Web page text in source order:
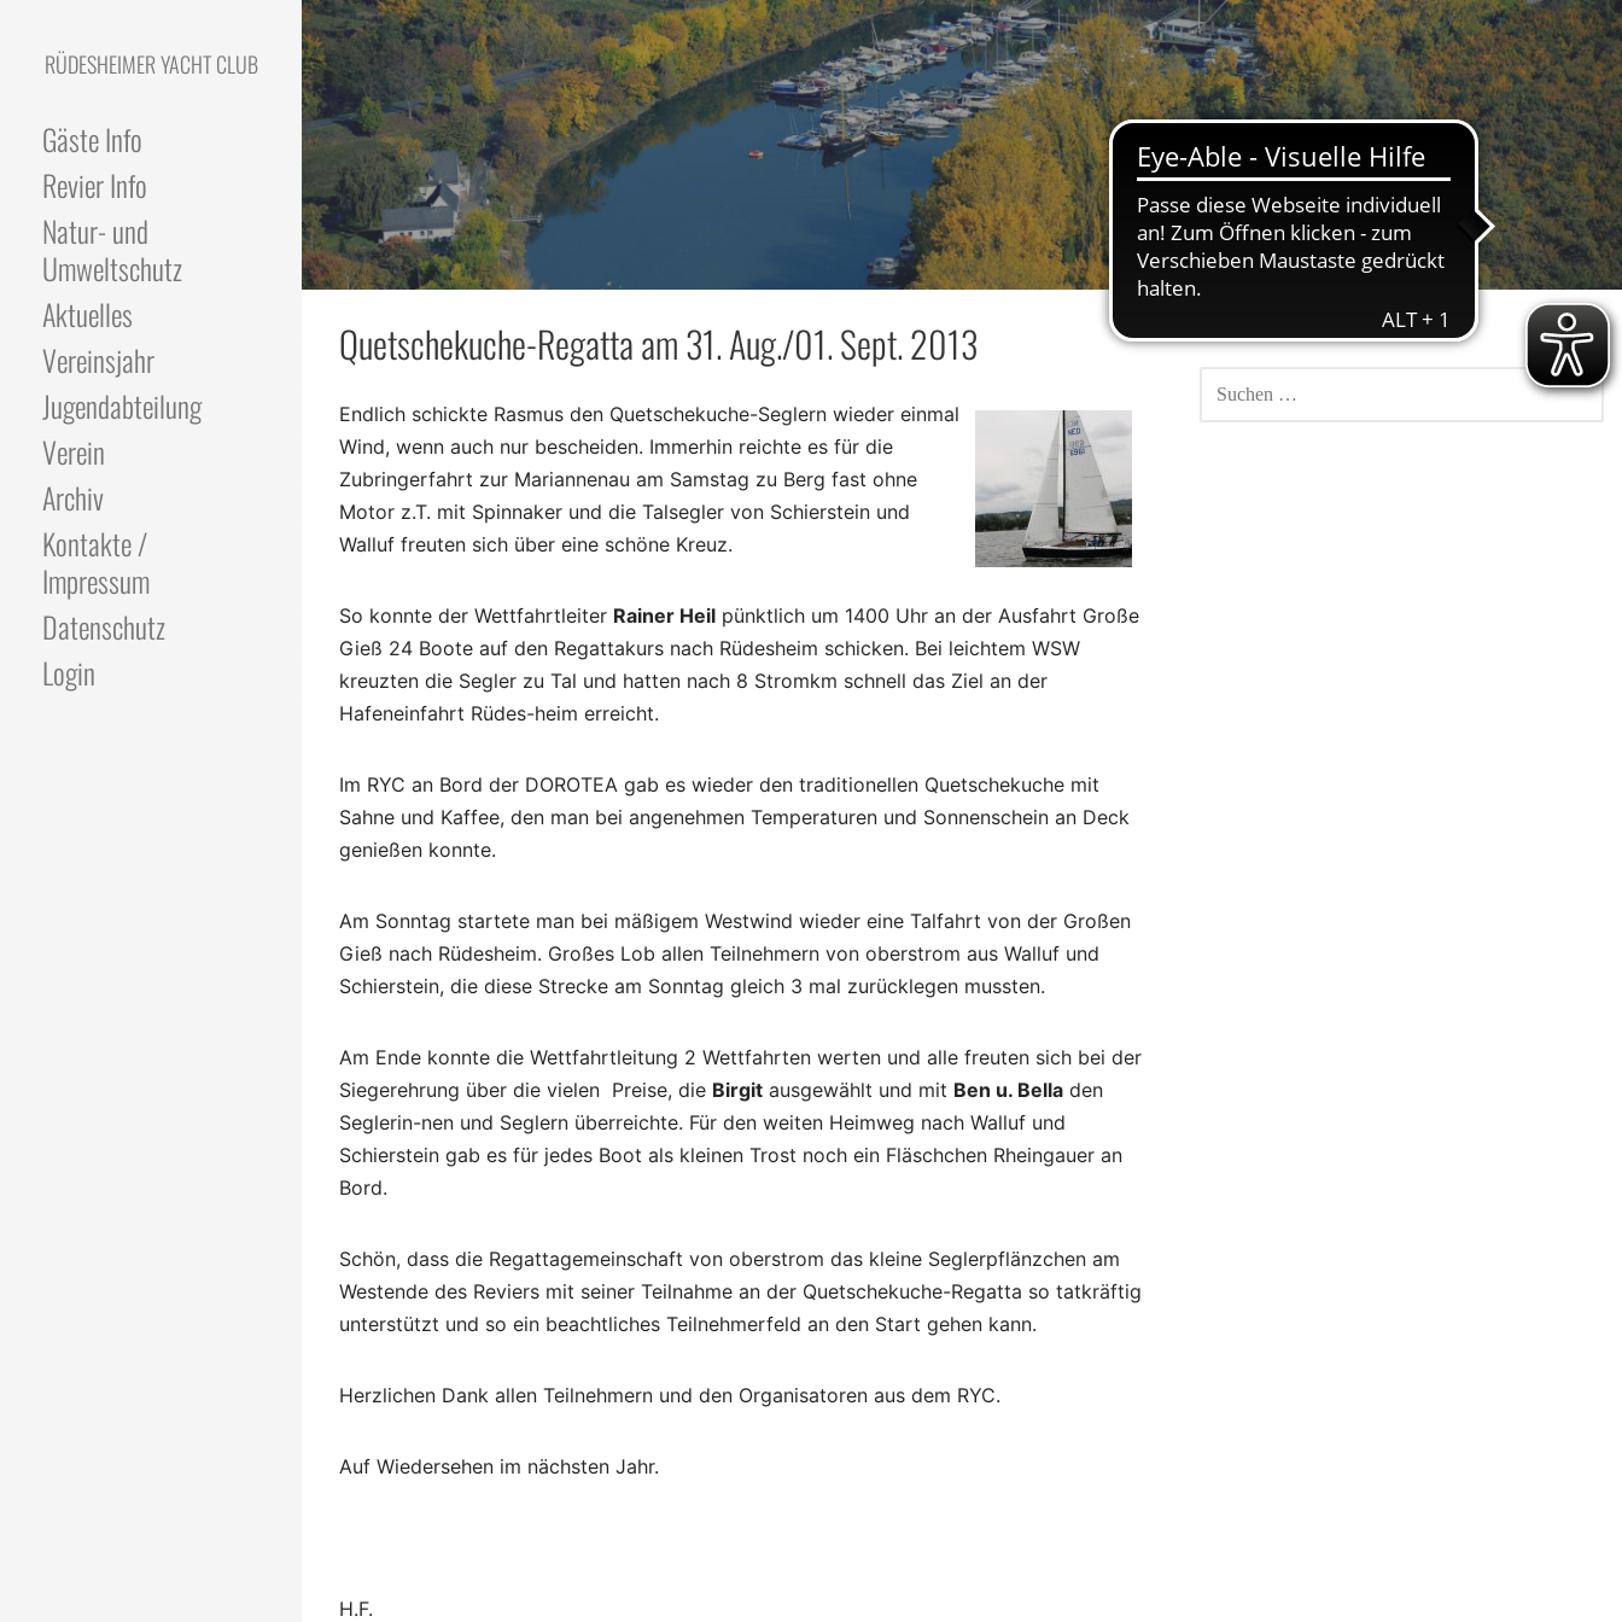
Skip
to
content
RÜDESHEIMER YACHT CLUB
Gäste Info
Revier Info
Natur- und
Umweltschutz
Aktuelles
Vereinsjahr
Jugendabteilung
Verein
Archiv
Kontakte /
Impressum
Datenschutz
Login
Quetschekuche-Regatta am 31. Aug./01. Sept. 2013
Endlich schickte Rasmus den Quetschekuche-Seglern wieder einmal
Wind, wenn auch nur bescheiden. Immerhin reichte es für die
Zubringerfahrt zur Mariannenau am Samstag zu Berg fast ohne
Motor z.T. mit Spinnaker und die Talsegler von Schierstein und
Walluf freuten sich über eine schöne Kreuz.
So konnte der Wettfahrtleiter Rainer Heil pünktlich um 1400 Uhr an der Ausfahrt Große
Gieß 24 Boote auf den Regattakurs nach Rüdesheim schicken. Bei leichtem WSW
kreuzten die Segler zu Tal und hatten nach 8 Stromkm schnell das Ziel an der
Hafeneinfahrt Rüdes-heim erreicht.
Im RYC an Bord der DOROTEA gab es wieder den traditionellen Quetschekuche mit
Sahne und Kaffee, den man bei angenehmen Temperaturen und Sonnenschein an Deck
genießen konnte.
Am Sonntag startete man bei mäßigem Westwind wieder eine Talfahrt von der Großen
Gieß nach Rüdesheim. Großes Lob allen Teilnehmern von oberstrom aus Walluf und
Schierstein, die diese Strecke am Sonntag gleich 3 mal zurücklegen mussten.
Am Ende konnte die Wettfahrtleitung 2 Wettfahrten werten und alle freuten sich bei der
Siegerehrung über die vielen Preise, die Birgit ausgewählt und mit Ben u. Bella den
Seglerin-nen und Seglern überreichte. Für den weiten Heimweg nach Walluf und
Schierstein gab es für jedes Boot als kleinen Trost noch ein Fläschchen Rheingauer an
Bord.
Schön, dass die Regattagemeinschaft von oberstrom das kleine Seglerpflänzchen am
Westende des Reviers mit seiner Teilnahme an der Quetschekuche-Regatta so tatkräftig
unterstützt und so ein beachtliches Teilnehmerfeld an den Start gehen kann.
Herzlichen Dank allen Teilnehmern und den Organisatoren aus dem RYC.
Auf Wiedersehen im nächsten Jahr.
H.F.
SUCHEN
NACH: